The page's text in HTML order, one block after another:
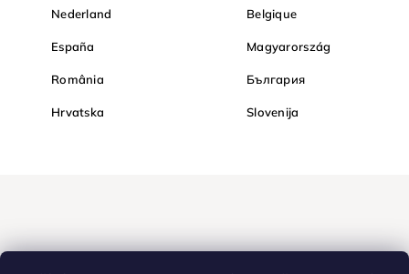
Nederland Belgique
España Magyarország
România България
Hrvatska Slovenija